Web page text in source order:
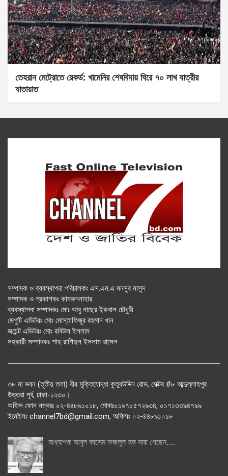
তেহরান মেট্রোতে রেকর্ড: খামেনির শেষবিদায় ঘিরে ৭০ লাখ যাত্রীর
যাতায়াত
সম্পাদক ও ব্যবস্থাপনা পরিচালকঃ এস.এম.এ মনসুর মাসুদ
সম্পাদক ও প্রকাশকঃ কামরুননাহার
ব্যবস্থাপনা সম্পাদকঃ মোঃ আবু নাছের ইকবাল চৌধুরী
ডেপুটি এডিটরঃ মোঃ মোস্তাফিজুর রহমান খান
জয়েন্ট এডিটরঃ মোঃ রবিউল ইসলাম
সহকারী সম্পাদকঃ শাহ রাশিদুল ইসলাম রাসেল
৩৮ মা ভবন (তৃতীয় তলা) বীর মুক্তিযোদ্ধা কুতুবউদ্দিন রোড, সেক্টর #৮ আব্দুল্লাহপুর
উত্তরা পূর্ব, ঢাকা-১২৩০।
অফিস ফোন নম্বরঃ ০২-৪৪৮৯১০১৮, মোবাঃ০১৯৭০৫৭২৯৩৪, ০১৭১৩৩৯৪৭৯৯
ইমেইলঃ channel7bd@gmail.com, অফিসঃ ০২-৪৪৮৯১০১৮
অধ্যাপক আবুল কাসেম ফজলুল হক মারা গেছেন….